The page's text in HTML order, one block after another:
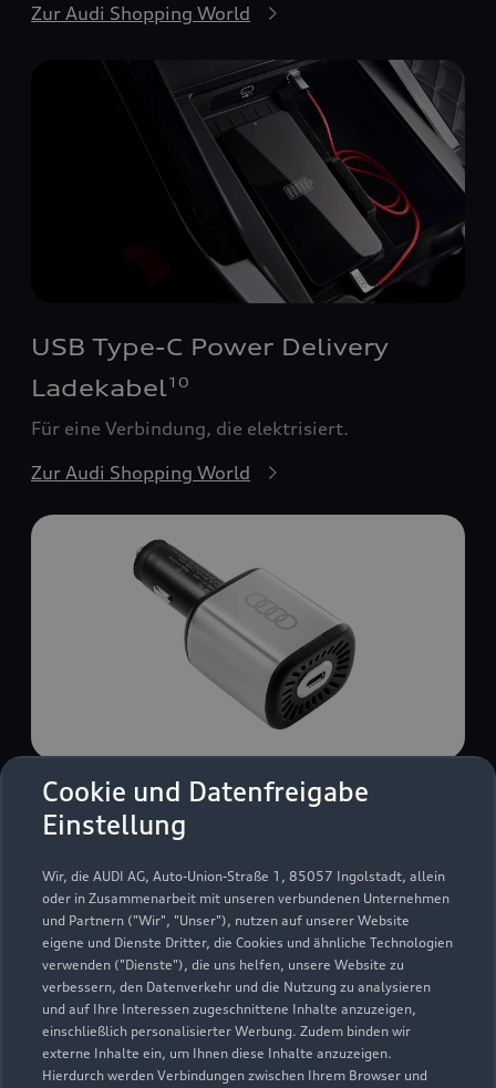
Cookie und Datenfreigabe
Einstellung
Wir, die AUDI AG, Auto-Union-Straße 1, 85057 Ingolstadt, allein
oder in Zusammenarbeit mit unseren verbundenen Unternehmen
und Partnern ("Wir", "Unser"), nutzen auf unserer Website
eigene und Dienste Dritter, die Cookies und ähnliche Technologien
verwenden ("Dienste"), die uns helfen, unsere Website zu
verbessern, den Datenverkehr und die Nutzung zu analysieren
und auf Ihre Interessen zugeschnittene Inhalte anzuzeigen,
einschließlich personalisierter Werbung. Zudem binden wir
externe Inhalte ein, um Ihnen diese Inhalte anzuzeigen.
Hierdurch werden Verbindungen zwischen Ihrem Browser und
Zur Audi Shopping World
USB Type-C Power Delivery
Ladekabel10
Für eine Verbindung, die elektrisiert.
Zur Audi Shopping World
USB Power-Ladegerät
USB Power-Ladegerät für schnelles und
komfortables Laden von Mobiltelefonen, Tablets
oder Laptops.
Zur Audi Shopping World